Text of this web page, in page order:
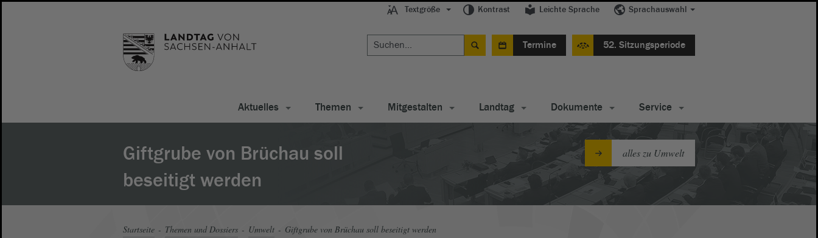
Textgröße Kontrast Leichte Sprache Sprachauswahl
Termine 52. Sitzungsperiode
Aktuelles Themen Mitgestalten Landtag Dokumente Service
Giftgrube von Brüchau soll
beseitigt werden
alles zu Umwelt
Startseite Themen und Dossiers Umwelt Giftgrube von Brüchau soll beseitigt werden